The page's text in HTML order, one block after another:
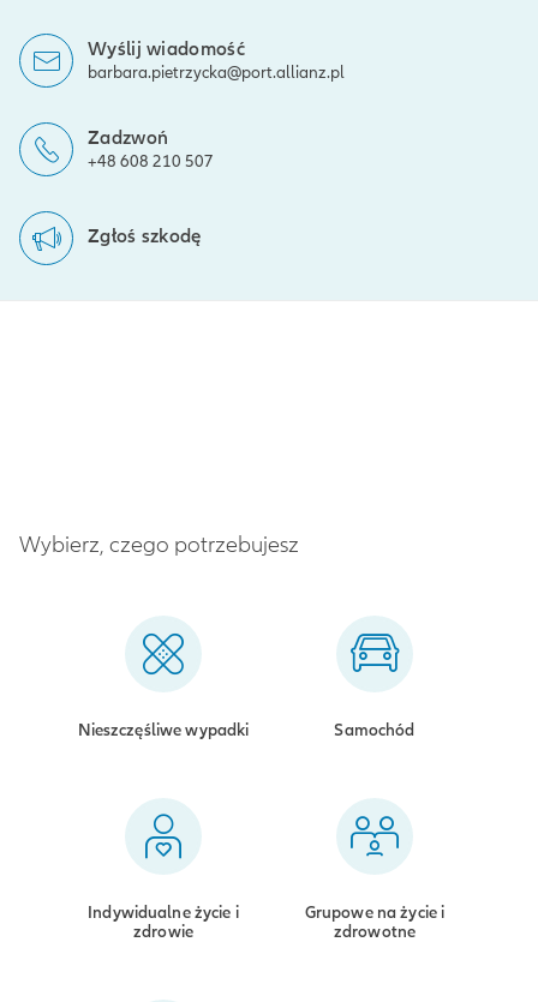
Wyślij wiadomość
barbara.pietrzycka@port.allianz.pl
Zadzwoń
+48 608 210 507
Zgłoś szkodę
Wybierz, czego potrzebujesz
Nieszczęśliwe wypadki Samochód
Indywidualne życie i
zdrowie
Grupowe na życie i
zdrowotne